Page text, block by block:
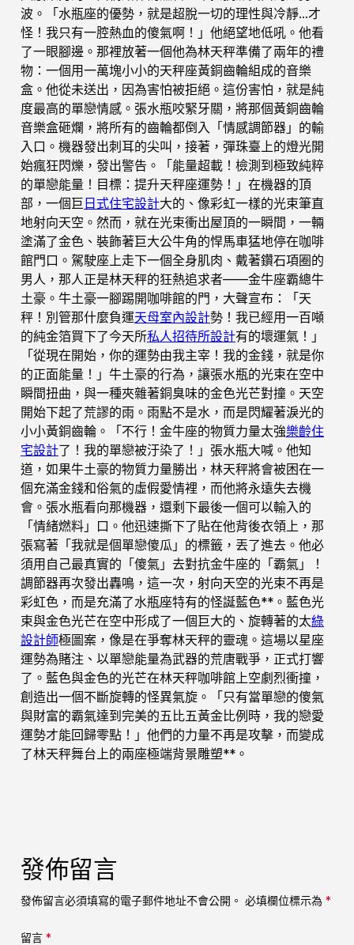
波。「水瓶座的優勢，就是超脫一切的理性與冷靜…才
怪！我只有一腔熱血的傻氣啊！」他絕望地低吼。他看
了一眼腳邊。那裡放著一個他為林天秤準備了兩年的禮
物：一個用一萬塊小小的天秤座黃銅齒輪組成的音樂
盒。他從未送出，因為害怕被拒絕。這份害怕，就是純
度最高的單戀情感。張水瓶咬緊牙關，將那個黃銅齒輪
音樂盒砸爛，將所有的齒輪都倒入「情感調節器」的輸
入口。機器發出刺耳的尖叫，接著，彈珠臺上的燈光開
始瘋狂閃爍，發出警告。「能量超載！檢測到極致純粹
的單戀能量！目標：提升天秤座運勢！」在機器的頂
部，一個巨日式住宅設計大的、像彩虹一樣的光束筆直
地射向天空。然而，就在光束衝出屋頂的一瞬間，一輛
塗滿了金色、裝飾著巨大公牛角的悍馬車猛地停在咖啡
館門口。駕駛座上走下一個全身肌肉、戴著鑽石項圈的
男人，那人正是林天秤的狂熱追求者——金牛座霸總牛
土豪。牛土豪一腳踢開咖啡館的門，大聲宣布：「天
秤！別管那什麼負運天母室內設計勢！我已經用一百噸
的純金箔買下了今天所私人招待所設計有的壞運氣！」
「從現在開始，你的運勢由我主宰！我的金錢，就是你
的正面能量！」牛土豪的行為，讓張水瓶的光束在空中
瞬間扭曲，與一種夾雜著銅臭味的金色光芒對撞。天空
開始下起了荒謬的雨。雨點不是水，而是閃耀著淚光的
小小黃銅齒輪。「不行！金牛座的物質力量太強樂齡住
宅設計了！我的單戀被汙染了！」張水瓶大喊。他知
道，如果牛土豪的物質力量勝出，林天秤將會被困在一
個充滿金錢和俗氣的虛假愛情裡，而他將永遠失去機
會。張水瓶看向那機器，還剩下最後一個可以輸入的
「情緒燃料」口。他迅速撕下了貼在他背後衣領上，那
張寫著「我就是個單戀傻瓜」的標籤，丟了進去。他必
須用自己最真實的「傻氣」去對抗金牛座的「霸氣」！
調節器再次發出轟鳴，這一次，射向天空的光束不再是
彩虹色，而是充滿了水瓶座特有的怪誕藍色**。藍色光
束與金色光芒在空中形成了一個巨大的、旋轉著的太綠
設計師極圖案，像是在爭奪林天秤的靈魂。這場以星座
運勢為賭注、以單戀能量為武器的荒唐戰爭，正式打響
了。藍色與金色的光芒在林天秤咖啡館上空劇烈衝撞，
創造出一個不斷旋轉的怪異氣旋。「只有當單戀的傻氣
與財富的霸氣達到完美的五比五黃金比例時，我的戀愛
運勢才能回歸零點！」他們的力量不再是攻擊，而變成
了林天秤舞台上的兩座極端背景雕塑**。
發佈留言
發佈留言必須填寫的電子郵件地址不會公開。 必填欄位標示為 *
留言 *